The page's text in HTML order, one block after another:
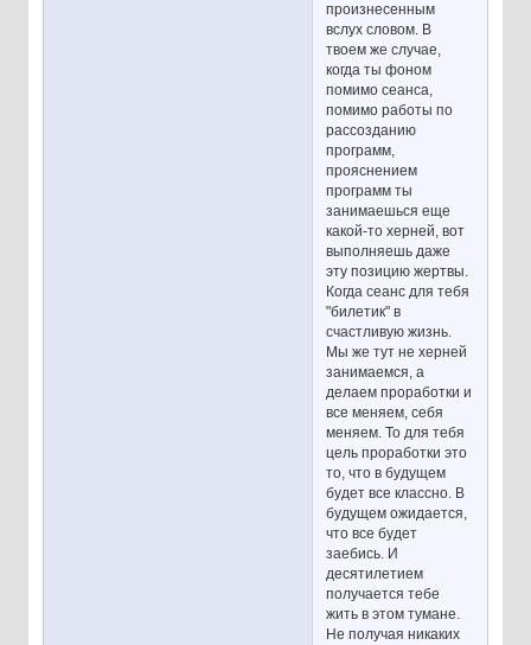
произнесенным
вслух словом. В
твоем же случае,
когда ты фоном
помимо сеанса,
помимо работы по
рассозданию
программ,
прояснением
программ ты
занимаешься еще
какой-то херней, вот
выполняешь даже
эту позицию жертвы.
Когда сеанс для тебя
"билетик" в
счастливую жизнь.
Мы же тут не херней
занимаемся, а
делаем проработки и
все меняем, себя
меняем. То для тебя
цель проработки это
то, что в будущем
будет все классно. В
будущем ожидается,
что все будет
заебись. И
десятилетием
получается тебе
жить в этом тумане.
Не получая никаких